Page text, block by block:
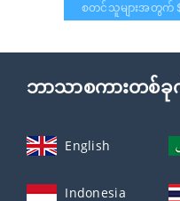
စတင်သူများအတွက်
ဘာသာစကားတစ်ခု
English
Indonesia